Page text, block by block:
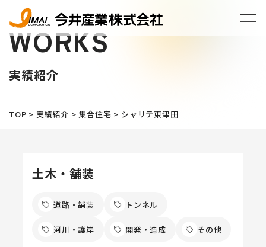
WORKS
実績紹介
TOP > 実績紹介 >集合住宅 > シャリテ東津田
土木・舗装
道路・舗装 トンネル
河川・護岸 開発・造成 その他